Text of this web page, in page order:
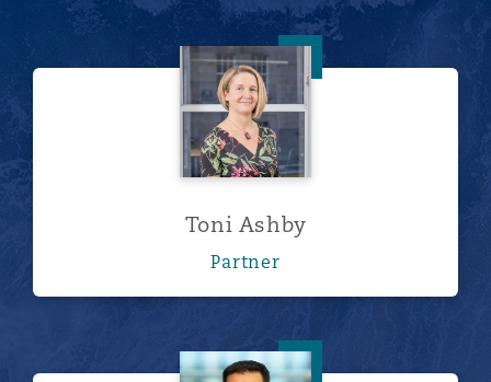
Toni Ashby
Toni Ashby
Partner
Mohamed Barakat